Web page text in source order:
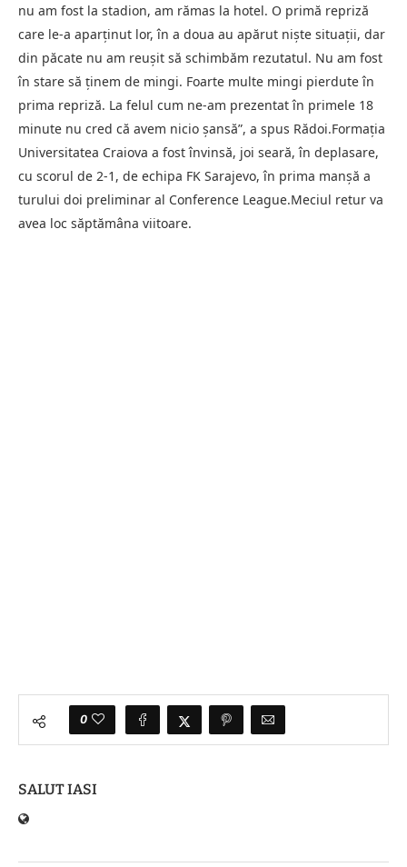
nu am fost la stadion, am rămas la hotel. O primă repriză
care le-a aparţinut lor, în a doua au apărut nişte situaţii, dar
din păcate nu am reuşit să schimbăm rezutatul. Nu am fost
în stare să ţinem de mingi. Foarte multe mingi pierdute în
prima repriză. La felul cum ne-am prezentat în primele 18
minute nu cred că avem nicio şansă”, a spus Rădoi.Formaţia
Universitatea Craiova a fost învinsă, joi seară, în deplasare,
cu scorul de 2-1, de echipa FK Sarajevo, în prima manşă a
turului doi preliminar al Conference League.Meciul retur va
avea loc săptămâna viitoare.
0
SALUT IASI